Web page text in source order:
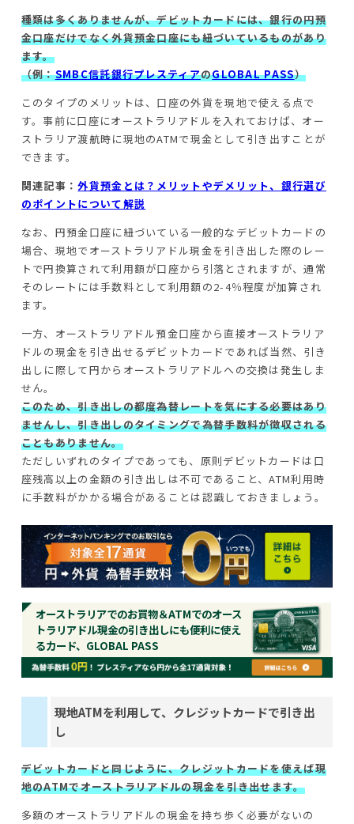
種類は多くありませんが、デビットカードには、銀行の円預
金口座だけでなく外貨預金口座にも紐づいているものがあり
ます。
（例：SMBC信託銀行プレスティアのGLOBAL PASS）
このタイプのメリットは、口座の外貨を現地で使える点で
す。事前に口座にオーストラリアドルを入れておけば、オー
ストラリア渡航時に現地のATMで現金として引き出すことが
できます。
関連記事：外貨預金とは？メリットやデメリット、銀行選び
のポイントについて解説
なお、円預金口座に紐づいている一般的なデビットカードの
場合、現地でオーストラリアドル現金を引き出した際のレー
トで円換算されて利用額が口座から引落とされますが、通常
そのレートには手数料として利用額の2-4％程度が加算され
ます。
一方、オーストラリアドル預金口座から直接オーストラリア
ドルの現金を引き出せるデビットカードであれば当然、引き
出しに際して円からオーストラリアドルへの交換は発生しま
せん。
このため、引き出しの都度為替レートを気にする必要はあり
ませんし、引き出しのタイミングで為替手数料が徴収される
こともありません。
ただしいずれのタイプであっても、原則デビットカードは口
座残高以上の金額の引き出しは不可であること、ATM利用時
に手数料がかかる場合があることは認識しておきましょう。
オーストラリアでのお買物＆ATMでのオース
トラリアドル現金の引き出しにも便利に使え
るカード、GLOBAL PASS
現地ATMを利用して、クレジットカードで引き出
し
デビットカードと同じように、クレジットカードを使えば現
地のATMでオーストラリアドルの現金を引き出せます。
多額のオーストラリアドルの現金を持ち歩く必要がないの